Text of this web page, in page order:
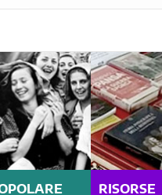
RISORSE